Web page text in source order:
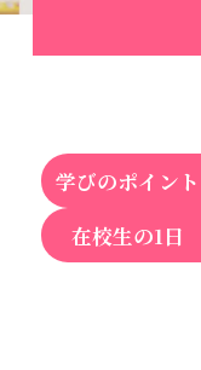
学びのポイント
在校生の1日